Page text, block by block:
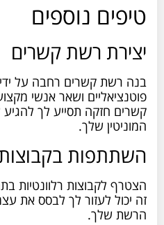
טיפים נוספים
יצירת רשת קשרים
בנה רשת קשרים רחבה על ידי
פוטנציאליים ושאר אנשי
קשרים חזקה תסייע לך
המוניטין שלך.
השתתפות
הצטרף לקבוצות רלוונטיות
זה יכול לעזור לך לבסס את
הרשת שלך.